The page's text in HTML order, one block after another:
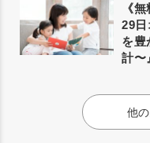
《
29
を豊
計〜
他